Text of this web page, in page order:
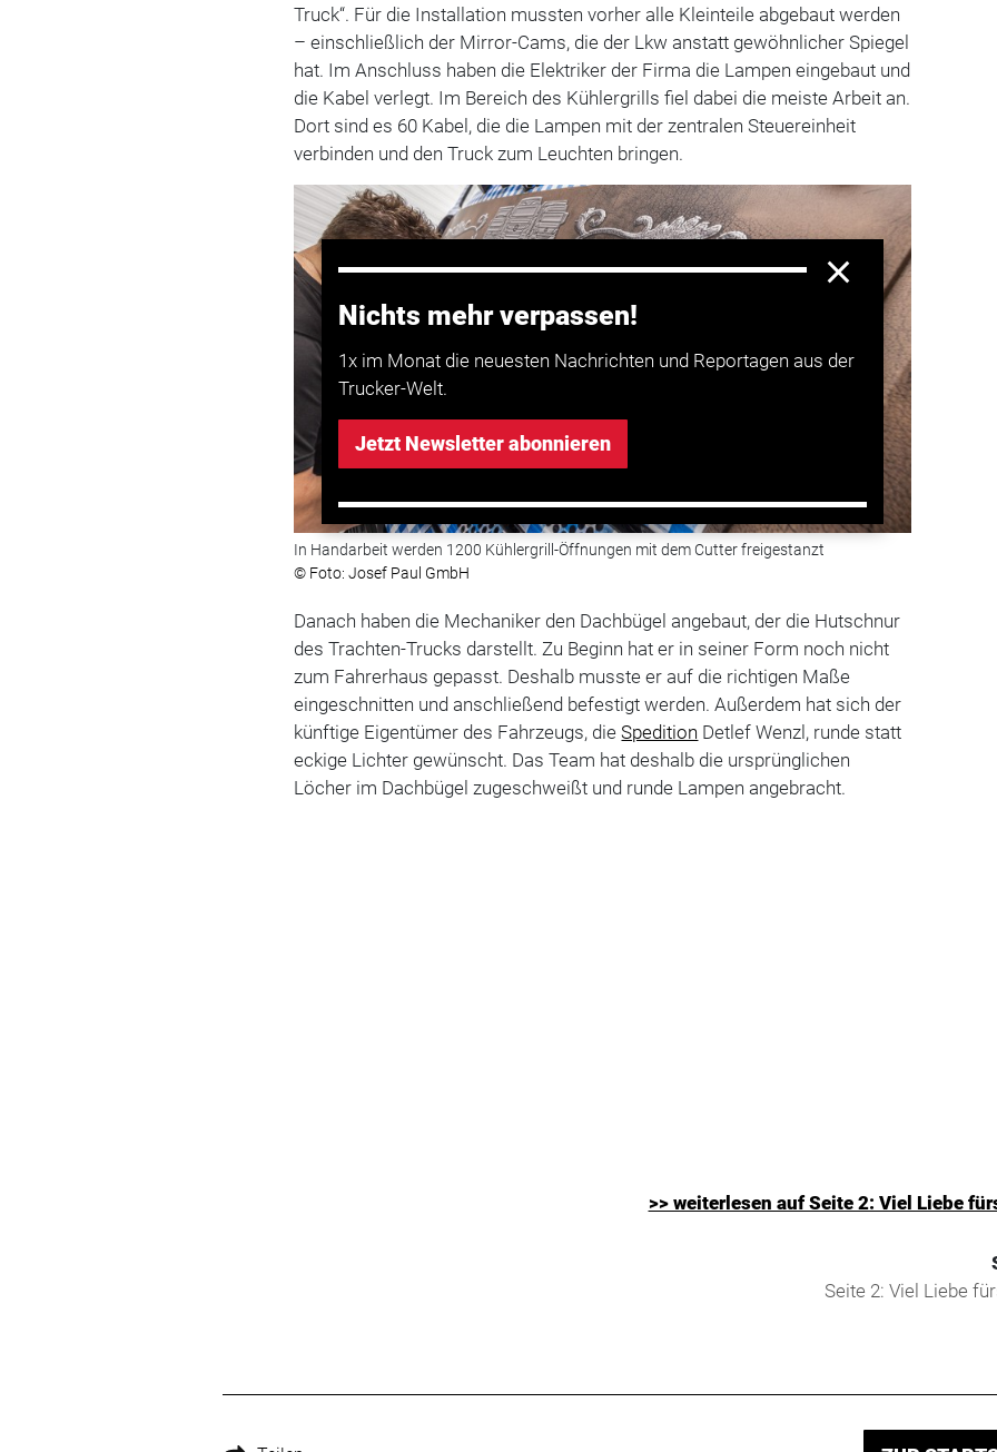
Nichts mehr verpassen!
1x im Monat die neuesten Nachrichten und Reportagen aus der
Trucker-Welt.
Jetzt Newsletter abonnieren
Truck“. Für die Installation mussten vorher alle Kleinteile abgebaut werden
– einschließlich der Mirror-Cams, die der Lkw anstatt gewöhnlicher Spiegel
hat. Im Anschluss haben die Elektriker der Firma die Lampen eingebaut und
die Kabel verlegt. Im Bereich des Kühlergrills fiel dabei die meiste Arbeit an.
Dort sind es 60 Kabel, die die Lampen mit der zentralen Steuereinheit
verbinden und den Truck zum Leuchten bringen.
In Handarbeit werden 1200 Kühlergrill-Öffnungen mit dem Cutter freigestanzt
© Foto: Josef Paul GmbH
Danach haben die Mechaniker den Dachbügel angebaut, der die Hutschnur
des Trachten-Trucks darstellt. Zu Beginn hat er in seiner Form noch nicht
zum Fahrerhaus gepasst. Deshalb musste er auf die richtigen Maße
eingeschnitten und anschließend befestigt werden. Außerdem hat sich der
künftige Eigentümer des Fahrzeugs, dieSpedition Detlef Wenzl, runde statt
eckige Lichter gewünscht. Das Team hat deshalb die ursprünglichen
Löcher im Dachbügel zugeschweißt und runde Lampen angebracht.
>> weiterlesen auf Seite 2: Viel Liebe
Seite 2: Viel Liebe